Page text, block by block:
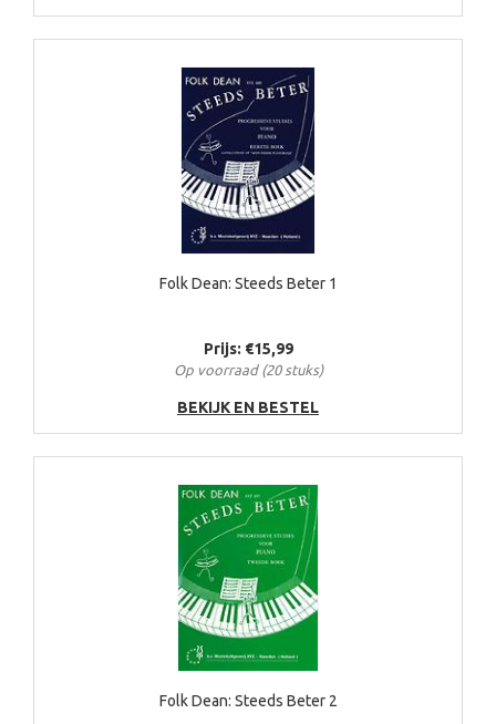
Folk Dean: Steeds Beter 1
Prijs: €15,99
Op voorraad (20 stuks)
BEKIJK EN BESTEL
Folk Dean: Steeds Beter 2